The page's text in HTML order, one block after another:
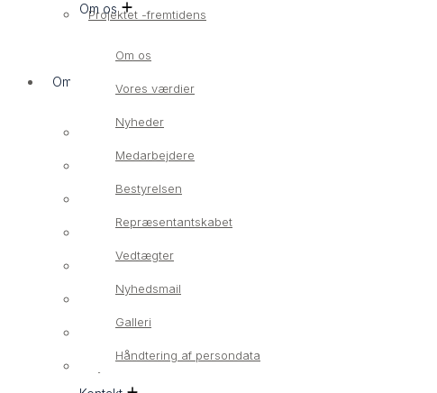
Om os
Om os
Vores værdier
Nyheder
Medarbejdere
Bestyrelsen
Repræsentantskabet
Vedtægter
Nyhedsmail
Galleri
Håndtering af persondata
Projektet -fremtidens
Om os
Om os
Vores værdier
Nyheder
Medarbejdere
Bestyrelsen
Repræsentantskabet
Vedtægter
Nyhedsmail